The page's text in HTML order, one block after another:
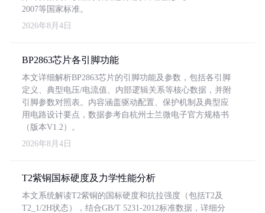
2007等国家标准。
2026年8月4日
BP2863芯片各引脚功能
本文详细解析BP2863芯片的引脚功能及参数，包括各引脚
定义、典型电压/电流值、内部逻辑关系等核心数据，并附
引脚参数对照表。内容涵盖驱动配置、保护机制及典型应
用电路设计要点，数据参考自杭州士兰微电子官方规格书
（版本V1.2）。
2026年8月4日
T2紫铜国标硬度及力学性能分析
本文系统解读T2紫铜的国标硬度和抗拉强度（包括T2及
T2_1/2H状态），结合GB/T 5231-2012标准数据，详细分